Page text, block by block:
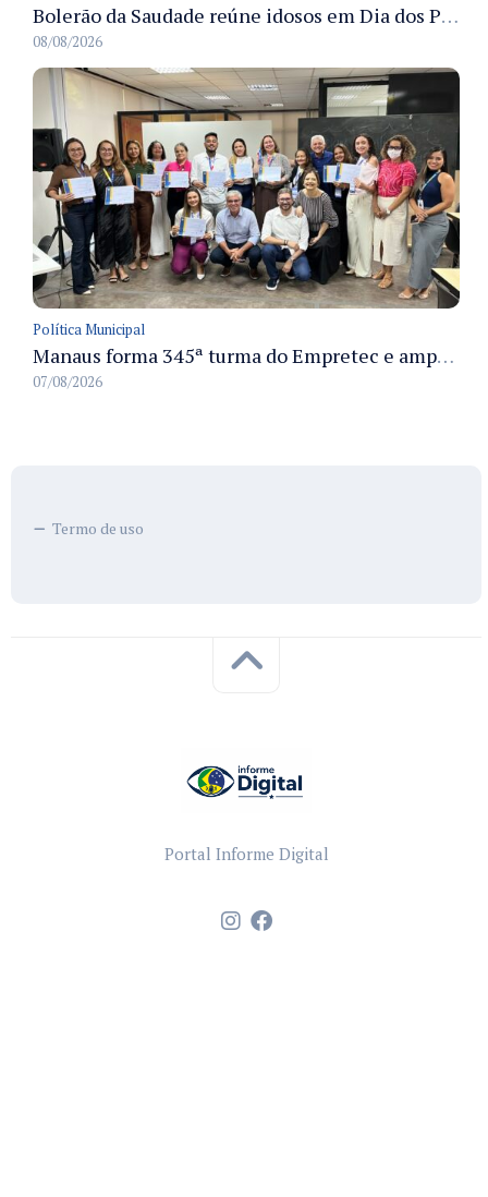
Bolerão da Saudade reúne idosos em Dia dos Pais promovido pela Fundação Dr. Thomas em Manaus
08/08/2026
Política Municipal
Manaus forma 345ª turma do Empretec e amplia qualificação de empreendedores na cidade
07/08/2026
Termo de uso
Portal Informe Digital